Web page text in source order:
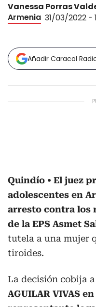
Vanessa Porras
Armenia 31/03/2022 -
Añadir Caracol
Quindío
El juez
adolescentes en
arresto contra los
de la EPS Asmet
tutela a una mujer
tiroides.
La decisión cobija a
AGUILAR VIVAS